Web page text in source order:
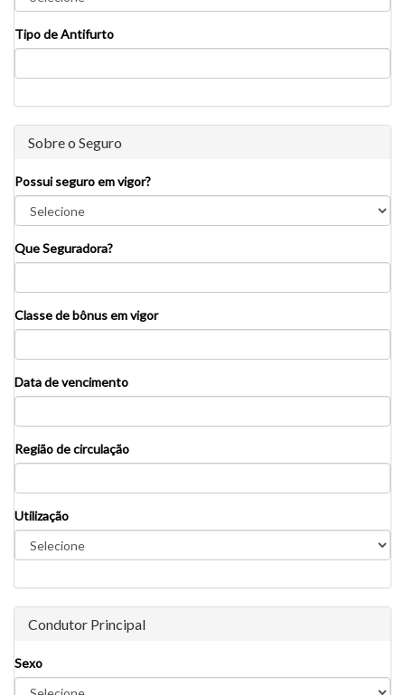
Tipo de Antifurto
Sobre o Seguro
Possui seguro em vigor?
Que Seguradora?
Classe de bônus em vigor
Data de vencimento
Região de circulação
Utilização
Condutor Principal
Sexo